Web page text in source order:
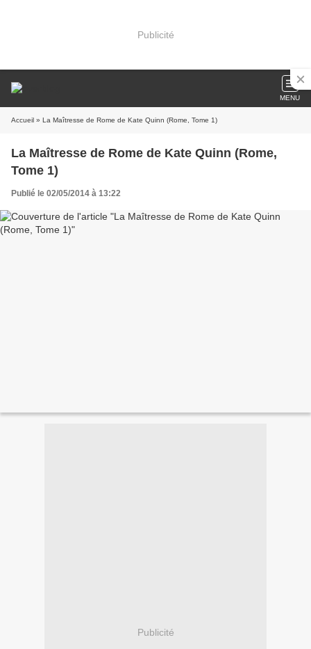
Publicité
MENU
Accueil » La Maîtresse de Rome de Kate Quinn (Rome, Tome 1)
La Maîtresse de Rome de Kate Quinn (Rome,
Tome 1)
Publié le 02/05/2014 à 13:22
Publicité